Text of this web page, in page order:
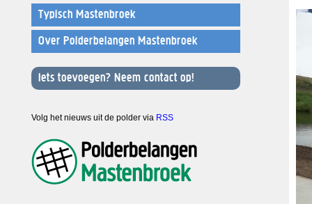
Typisch Mastenbroek
Over Polderbelangen Mastenbroek
Iets toevoegen? Neem contact op!
Volg het nieuws uit de polder via RSS